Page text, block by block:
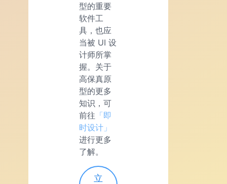
型的重要
软件工
具，也应
当被 UI 设
计师所掌
握。关于
高保真原
型的更多
知识，可
前往 「即
时设计」
进行更多
了解。
立